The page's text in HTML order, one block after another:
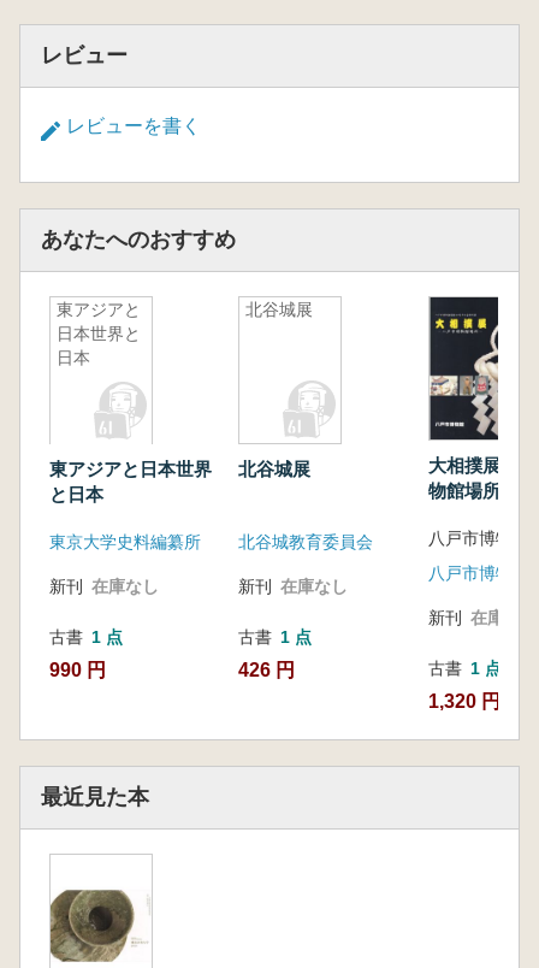
レビュー
レビューを書く
あなたへのおすすめ
東アジアと
日本世界と
日本
東アジアと日本世界
と日本
東京大学史料編纂所
新刊 在庫なし
古書 1 点
990 円
北谷城展
北谷城展
北谷城教育委員会
新刊 在庫なし
古書 1 点
426 円
大相撲展 : 八
物館場所
八戸市博物館
八戸市博物館
新刊 在庫なし
古書 1 点
1,320 円
最近見た本